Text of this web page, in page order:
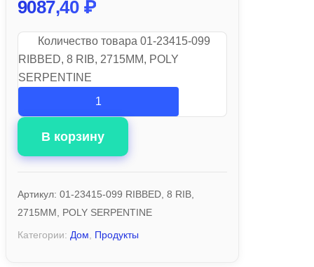
9087,40 ₽
Количество товара 01-23415-099
RIBBED, 8 RIB, 2715MM, POLY
SERPENTINE
В корзину
Артикул: 01-23415-099 RIBBED, 8 RIB,
2715MM, POLY SERPENTINE
Категории: Дом Продукты